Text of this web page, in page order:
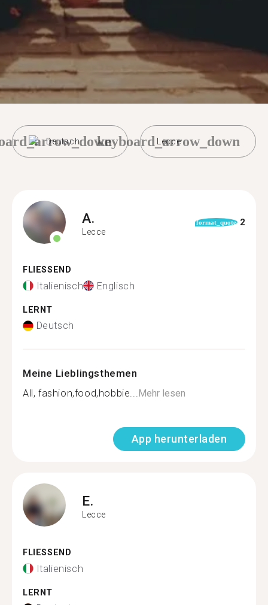
Deutsch Lecce
keyboard_arrow_down
A.
Lecce
format_quote 2
FLIESSEND
Italienisch Englisch
LERNT
Deutsch
Meine Lieblingsthemen
All, fashion,food,hobbie...Mehr lesen
App herunterladen
E.
Lecce
FLIESSEND
Italienisch
LERNT